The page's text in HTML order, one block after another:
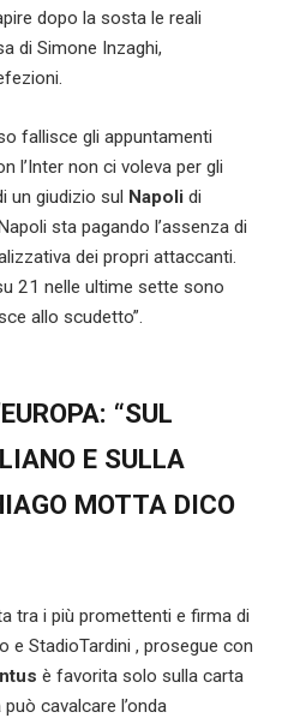
Serie A
dopo la sosta le reali
di Simone Inzaghi,
fallisce gli appuntamenti
l’Inter non ci voleva per gli
un giudizio sul Napoli di
sta pagando l’assenza di
dei propri attaccanti.
21 nelle ultime sette sono
allo scudetto”.
“SUL
E SULLA
MOTTA DICO
tra i più promettenti e firma di
e StadioTardini , prosegue con
è favorita solo sulla carta
può cavalcare l’onda